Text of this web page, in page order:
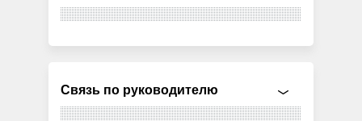
Связь по руководителю